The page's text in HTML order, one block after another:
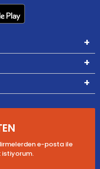
e-posta ile